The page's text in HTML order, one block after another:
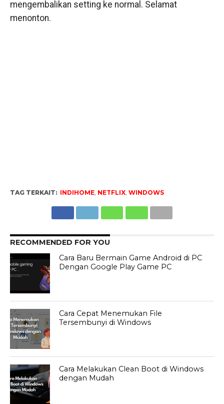
mengembalikan setting ke normal. Selamat
menonton.
TAG TERKAIT: INDIHOME, NETFLIX, WINDOWS
RECOMMENDED FOR YOU
Cara Baru Bermain Game Android di PC
Dengan Google Play Game PC
Cara Cepat Menemukan File
Tersembunyi di Windows
Cara Melakukan Clean Boot di Windows
dengan Mudah